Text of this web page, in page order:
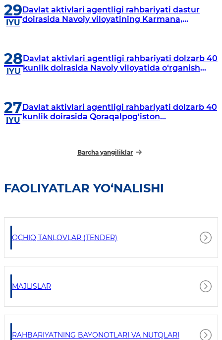
29
IYU
Davlat aktivlari agentligi rahbariyati dastur
doirasida Navoiy viloyatining Karmana,
28
IYU
Davlat aktivlari agentligi rahbariyati dolzarb 40
kunlik doirasida Navoiy viloyatida o‘rganish
27
IYU
Davlat aktivlari agentligi rahbariyati dolzarb 40
kunlik doirasida Qoraqalpog‘iston
Barcha yangiliklar
FAOLIYATLAR YO‘NALISHI
OCHIQ TANLOVLAR (TENDER)
MAJLISLAR
RAHBARIYATNING BAYONOTLARI VA NUTQLARI